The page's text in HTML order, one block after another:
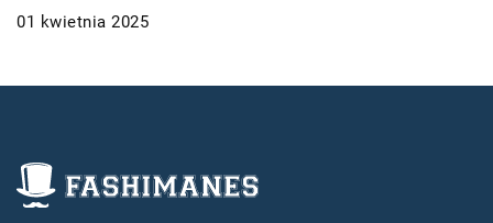
01 kwietnia 2025